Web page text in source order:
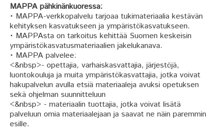
MAPPA pähkinänkuoressa:
• MAPPA-verkkopalvelu tarjoaa tukimateriaalia kestävän
kehityksen kasvatukseen ja ympäristökasvatukseen.
• MAPPAsta on tarkoitus kehittää Suomen keskeisin
ympäristökasvatusmateriaalien jakelukanava.
• MAPPA palvelee:
<&nbsp>- opettajia, varhaiskasvattajia, järjestöjä,
luontokouluja ja muita ympäristökasvattajia, jotka voivat
hakupalvelun avulla etsiä materiaaleja avuksi opetuksen
sekä ohjelman suunnitteluun
<&nbsp> - materiaalin tuottajia, jotka voivat lisätä
palveluun omia materiaalejaan ja saavat ne näin paremmin
esille.